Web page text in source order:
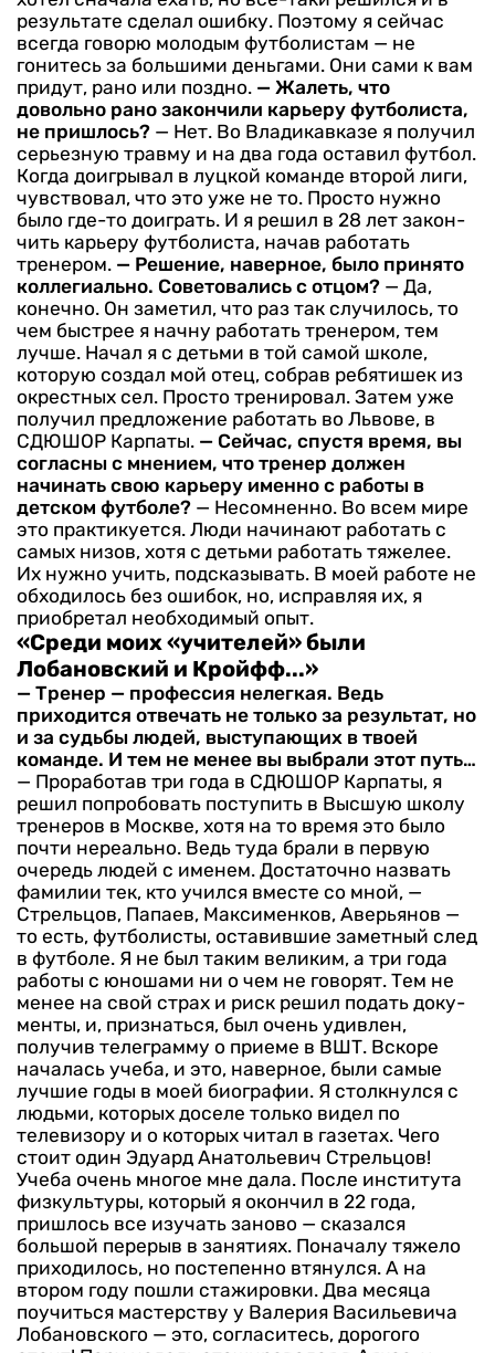
результате сделал ошибку. Поэтому я сейчас
всегда говорю молодым футболистам — не
гонитесь за большими деньга­ми. Они сами к вам
придут, рано или поздно. — Жалеть, что
довольно рано закончили карьеру футболиста,
не пришлось? — Нет. Во Владикавказе я по­лучил
серьезную травму и на два года оставил футбол.
Когда доиг­рывал в луцкой команде второй лиги,
чувствовал, что это уже не то. Просто нужно
было где-то до­играть. И я решил в 28 лет закон­
чить карьеру футболиста, начав работать
тренером. — Решение, наверное, было принято
коллегиально. Совето­вались с отцом? — Да,
конечно. Он заметил, что раз так случилось, то
чем быстрее я начну работать трене­ром, тем
лучше. Начал я с деть­ми в той самой школе,
которую создал мой отец, собрав ребяти­шек из
окрестных сел. Просто тренировал. Затем уже
получил предложение работать во Льво­ве, в
СДЮШОР Карпаты. — Сейчас, спустя время, вы
согласны с мнением, что тренер должен
начинать свою карьеру именно с работы в
детском фут­боле? — Несомненно. Во всем мире
это практикуется. Люди начина­ют работать с
самых низов, хотя с детьми работать тяжелее.
Их нужно учить, подсказывать. В мо­ей работе не
обходилось без оши­бок, но, исправляя их, я
приобре­тал необходимый опыт.
«Среди моих «учителей» были
Лобановский и Кройфф...»
— Тренер — профессия не­легкая. Ведь
приходится отве­чать не только за результат, но
и за судьбы людей, выступающих в твоей
команде. И тем не менее вы выбрали этот путь…
— Проработав три года в СДЮШОР Карпаты, я
решил попробовать поступить в Выс­шую школу
тренеров в Москве, хотя на то время это было
почти нереально. Ведь туда брали в первую
очередь людей с име­нем. Достаточно назвать
фами­лии тек, кто учился вместе со мной, —
Стрельцов, Папаев, Максименков, Аверьянов —
то есть, футболисты, оставившие заметный след
в футболе. Я не был таким великим, а три года
работы с юношами ни о чем не говорят. Тем не
менее на свой страх и риск решил подать доку­
менты, и, признаться, был очень удивлен,
получив телеграмму о приеме в ВШТ. Вскоре
началась учеба, и это, наверное, были са­мые
лучшие годы в моей биогра­фии. Я столкнулся с
людьми, ко­торых доселе только видел по
телевизору и о которых читал в га­зетах. Чего
стоит один Эдуард Анатольевич Стрельцов!
Учеба очень многое мне дала. После института
физкультуры, который я окончил в 22 года,
пришлось все изучать заново — сказался
большой перерыв в занятиях. Поначалу тяжело
приходилось, но постепенно втянулся. А на
втором году пошли стажировки. Два месяца
поучиться мастер­ству у Валерия Васильевича
Лобановского — это, согласитесь, дорогого